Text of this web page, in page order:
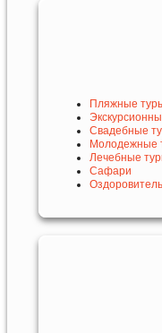
Пляжные
Свадебные
Молодежные
Лечебные
Сафари